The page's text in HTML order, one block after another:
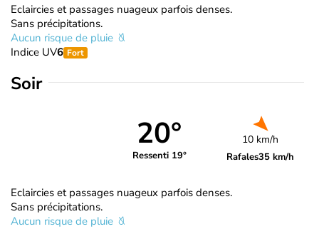
Eclaircies et passages nuageux parfois denses.
Sans précipitations.
Aucun risque de pluie
Indice UV6 Fort
Soir
20°
Ressenti 19°
10 km/h
Rafales35 km/h
Eclaircies et passages nuageux parfois denses.
Sans précipitations.
Aucun risque de pluie